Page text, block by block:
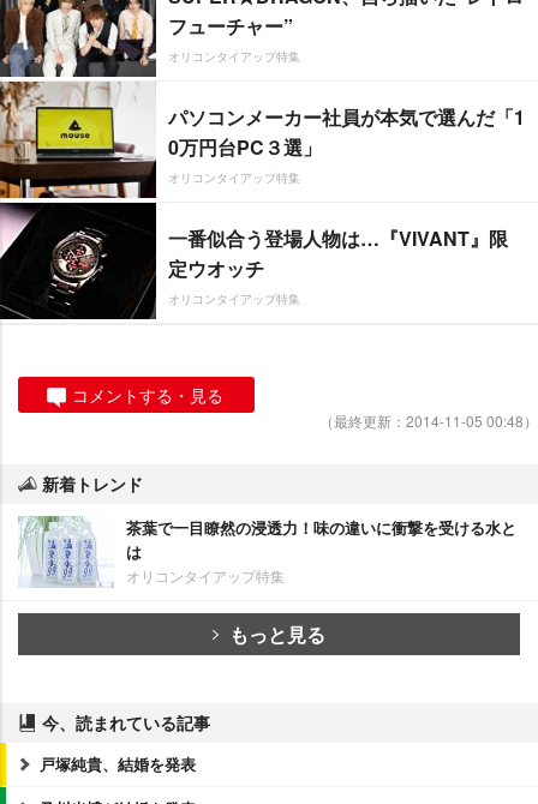
フューチャー”
オリコンタイアップ特集
パソコンメーカー社員が本気で選んだ「1
0万円台PC３選」
オリコンタイアップ特集
一番似合う登場人物は…『VIVANT』限
定ウオッチ
オリコンタイアップ特集
コメントする・見る
（最終更新：2014-11-05 00:48）
新着トレンド
茶葉で一目瞭然の浸透力！味の違いに衝撃を受ける水と
は
オリコンタイアップ特集
もっと見る
今、読まれている記事
戸塚純貴、結婚を発表